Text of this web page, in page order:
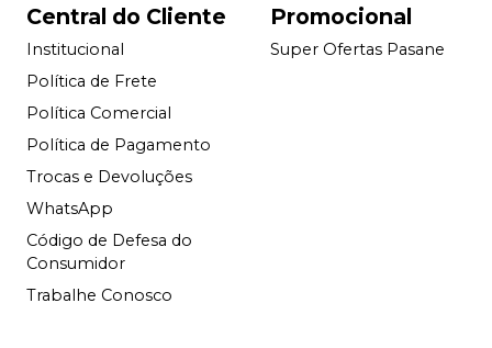
Central do Cliente
Institucional
Política de Frete
Política Comercial
Política de Pagamento
Trocas e Devoluções
WhatsApp
Código de Defesa do
Consumidor
Trabalhe Conosco
Promocional
Super Ofertas Pasane